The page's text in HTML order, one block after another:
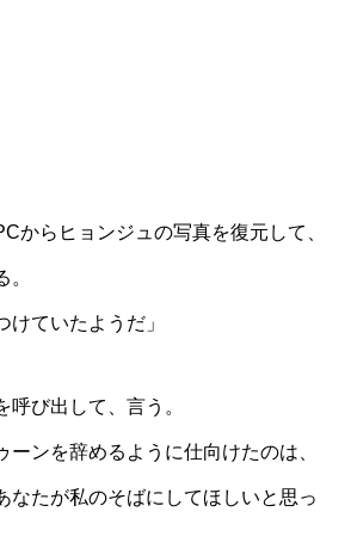
からヒョンジュの写真を復元して、
けていたようだ」
呼び出して、言う。
ーンを辞めるように仕向けたのは、
なたが私のそばにしてほしいと思っ